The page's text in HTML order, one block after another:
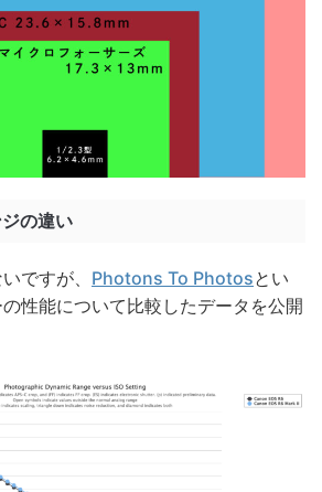
の違い
ですが、 Photons To Photosとい
性能について比較したデータを公開